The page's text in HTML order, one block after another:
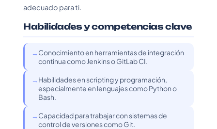
adecuado para ti.
Habilidades y competencias clave
Conocimiento en herramientas de integración
continua como Jenkins o GitLab CI.
Habilidades en scripting y programación,
especialmente en lenguajes como Python o
Bash.
Capacidad para trabajar con sistemas de
control de versiones como Git.